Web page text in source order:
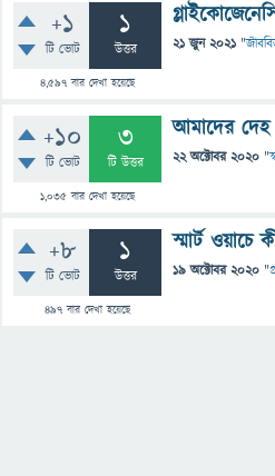
+1
টি ভোট
1
উত্তর
4,597 বার দেখা হয়েছে
21 জুন 2021 "
+10
টি ভোট
3
টি উত্তর
1,035 বার দেখা হয়েছে
আমাদের
22 অক্টোবর 2020 "
+8
টি ভোট
1
উত্তর
497 বার দেখা হয়েছে
স্মার্ট ওয়াচে
19 অক্টোবর 2020 "